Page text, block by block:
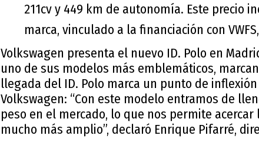
211cv y 449 km de autonomía. Este precio
marca, vinculado a la financiación con VWFS,
Volkswagen presenta el nuevo ID. Polo en
uno de sus modelos más emblemáticos,
llegada del ID. Polo marca un punto de
Volkswagen: “Con este modelo entramos de
peso en el mercado, lo que nos permite
mucho más amplio”, declaró Enrique Pifarré,